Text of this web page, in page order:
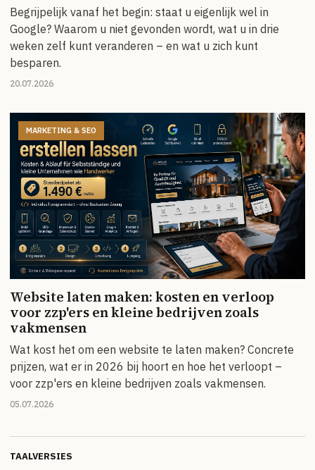
Begrijpelijk vanaf het begin: staat u eigenlijk wel in
Google? Waarom u niet gevonden wordt, wat u in drie
weken zelf kunt veranderen – en wat u zich kunt
besparen.
20.07.2026
MARKETING & SEO
Website laten maken: kosten en verloop
voor zzp'ers en kleine bedrijven zoals
vakmensen
Wat kost het om een website te laten maken? Concrete
prijzen, wat er in 2026 bij hoort en hoe het verloopt –
voor zzp'ers en kleine bedrijven zoals vakmensen.
05.07.2026
TAALVERSIES